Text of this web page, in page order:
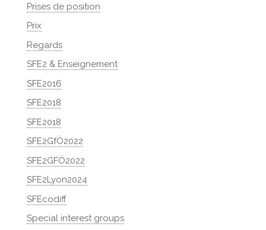
Prises de position
Prix
Regards
SFE2 & Enseignement
SFE2016
SFE2018
SFE2018
SFE2GfÖ2022
SFE2GFÖ2022
SFE2Lyon2024
SFEcodiff
Special interest groups